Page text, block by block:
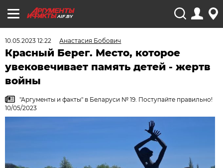
AIF.BY
10.05.2023 12:22 Анастасия Бобович
Красный Берег. Место, которое
увековечивает память детей - жертв
войны
"Аргументы и факты" в Беларуси № 19. Поступайте правильно!
10/05/2023